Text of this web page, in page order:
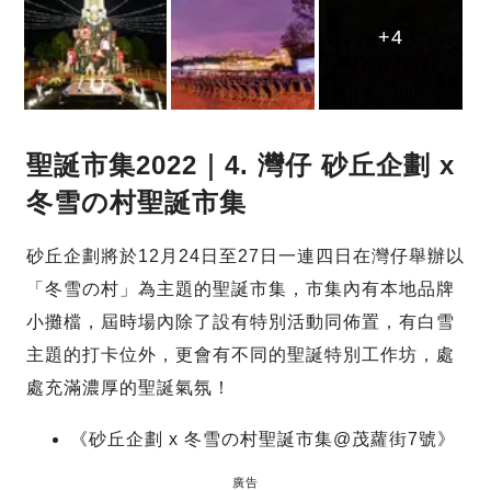
+4
+4
+4
聖誕市集2022｜4. 灣仔 砂丘企劃 x
冬雪の村聖誕市集
砂丘企劃將於12月24日至27日一連四日在灣仔舉辦以
「冬雪の村」為主題的聖誕市集，市集內有本地品牌
小攤檔，屆時場內除了設有特別活動同佈置，有白雪
主題的打卡位外，更會有不同的聖誕特別工作坊，處
處充滿濃厚的聖誕氣氛！
《砂丘企劃 x 冬雪の村聖誕市集@茂蘿街7號》
廣告